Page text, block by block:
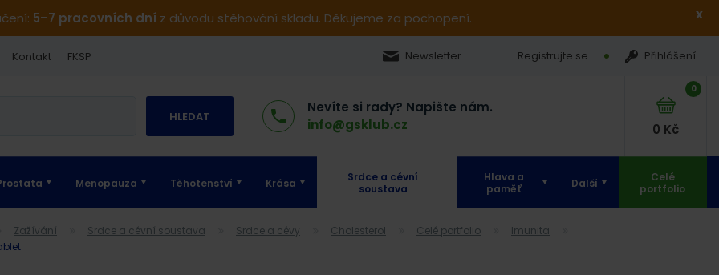
5–7 pracovních dníz důvodu stěhování skladu. Děkujeme za pochopení. x
Kontakt FKSP Newsletter Registrujte se Přihlášení
HLEDAT
Nevíte si rady? Napište nám.
info@gsklub.cz
0
0 Kč
Menopauza Těhotenství Krása
Srdce a cévní
soustava
Hlava a
paměť
Další
Celé
portfolio
Zažívání Srdce a cévní soustava Srdce a cévy Cholesterol Celé portfolio
Imunita